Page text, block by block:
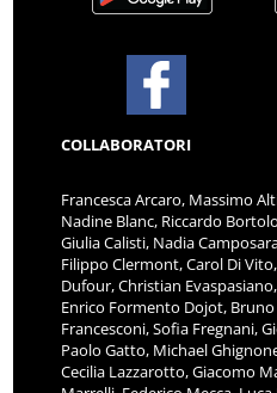
COLLABORATORI
Francesca Arcaro, Massimo
Nadine Blanc, Riccardo
Giulia Calisti, Nadia
Filippo Clermont, Carol Di
Dufour, Christian
Enrico Formento Dojot, Bruno
Francesconi, Sofia Fregnani,
Paolo Gatto, Michael
Cecilia Lazzarotto, Giacomo